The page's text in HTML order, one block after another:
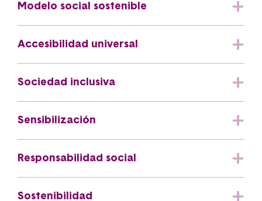
Modelo social sostenible
Accesibilidad universal
Sociedad inclusiva
Sensibilización
Responsabilidad social
Sostenibilidad